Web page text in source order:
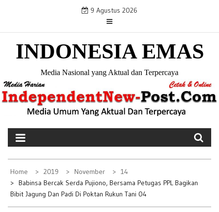
i
o
9 Agustus 2026
INDONESIA EMAS
Media Nasional yang Aktual dan Terpercaya
Home 2019 November
14
Babinsa Bercak Serda Pujiono, Bersama Petugas PPL Bagikan
Bibit Jagung Dan Padi Di Poktan Rukun Tani 04